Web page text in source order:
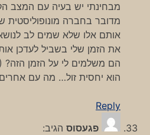
מבחינתי יש בעיה עם המצב
מדובר בחברה מונופוליסטית
אותם אלו שלא שמים לב
את הזמן שלי בשביל לעדכן
הם משלמים לי על הזמן הזה?
הוא יחסית זול… מה עם
Reply
פגעסוס הגיב: